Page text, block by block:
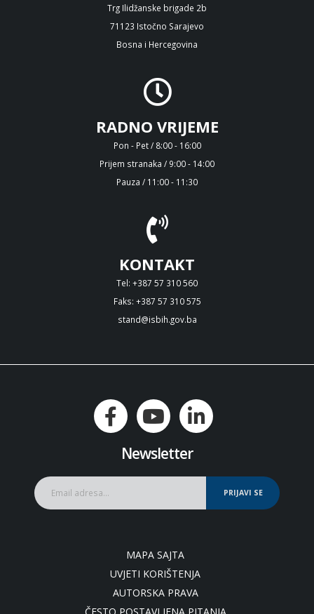
Trg Ilidžanske brigade 2b
71123 Istočno Sarajevo
Bosna i Hercegovina
RADNO VRIJEME
Pon - Pet / 8:00 - 16:00
Prijem stranaka / 9:00 - 14:00
Pauza / 11:00 - 11:30
KONTAKT
Tel: +387 57 310 560
Faks: +387 57 310 575
stand@isbih.gov.ba
Newsletter
PRIJAVI SE
MAPA SAJTA
UVJETI KORIŠTENJA
AUTORSKA PRAVA